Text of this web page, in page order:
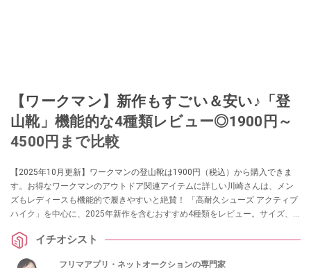
【ワークマン】新作もすごい＆安い♪「登
山靴」機能的な4種類レビュー◎1900円～
4500円まで比較
【2025年10月更新】ワークマンの登山靴は1900円（税込）から購入できま
す。お得なワークマンのアウトドア関連アイテムに詳しい川崎さんは、メン
ズもレディースも機能的で履きやすいと絶賛！ 「高耐久シューズ アクティブ
ハイク」を中心に、2025年新作を含むおすすめ4種類をレビュー。サイズ、
イチオシスト
フリマアプリ・ネットオークションの専門家